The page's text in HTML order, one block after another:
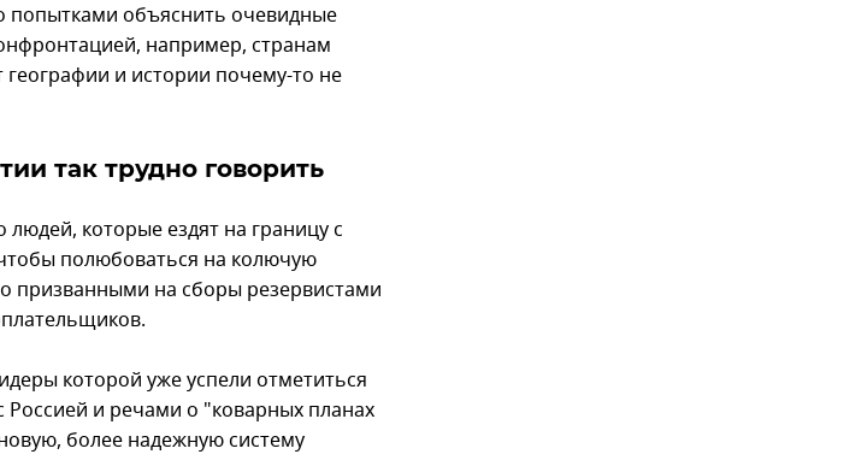
попытками объяснить очевидные
например, странам
и истории почему-то не
так трудно говорить
которые ездят на границу с
полюбоваться на колючую
призванными на сборы резервистами
которой уже успели отметиться
и речами о "коварных планах
более надежную систему